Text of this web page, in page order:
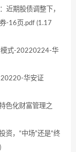
期股债调整下，
-16页.pdf (1.17
式-20220224-华
华安证
色化财富管理之
，“中场”还是“终